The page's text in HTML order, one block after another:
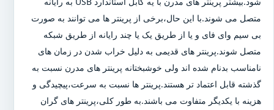
متصل می شوند.با این حال،برخی از پرینتر ها می توانند به صورت
بی سیم وای فای و یا از طریق یک یا چند رایانه از طریق شبکه
متصل شوند.پرینتر های قدیمی به دلیل خراب شدن در زمان های
نامناسب بدنام شده اند ولی خوشبختانه پرینتر های مدرن نسبت به
گذشته قابل اعتماد تر هستند.پرینتر ها نسبت به سرعت،پیچیدگی و
هزینه با یکدیگر متفاوت می باشند.به طور کلی،پرینتر های گران